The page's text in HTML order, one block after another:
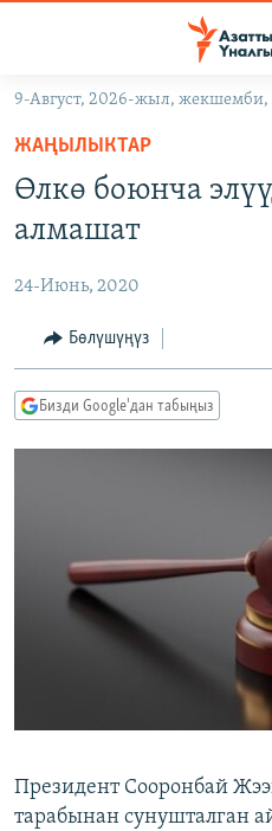
Навигацияга
өтүңүз
Издөөгө
салыңыз
КЫРГЫЗСТАН
ЭКОНОМИКА
МАДАНИЯТ
БОРБОР АЗИЯ
АТАЙЫН ИЛИКТӨӨ
ТВ ПРОГРАММАЛАР
ЭКСПЕРТТЕР ТАЛДАЙТ
АЗАТТЫК+
ЫҢГАЙСЫЗ СУРООЛОР
ӨЗГӨЧӨ ПИКИР
ЭЕ/АРнун бардык
9-Август, 2026-жыл, жекшемби,
ЖАҢЫЛЫКТАР
Өлкө боюнча
алмашат
24-Июнь, 2020
Бөлүшүңүз
Бизди Google'дан табыңыз
Президент Сооронбай
тарабынан сунушталган